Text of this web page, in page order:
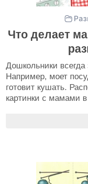
Что делает
Дошкольники
Например, моет
готовит кушать.
картинки с мамами